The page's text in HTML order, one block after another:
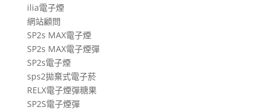
ilia電子煙
網站顧問
SP2s MAX電子煙
SP2s MAX電子煙彈
SP2s電子煙
sps2拋棄式電子菸
RELX電子煙彈糖果
SP2S電子煙彈